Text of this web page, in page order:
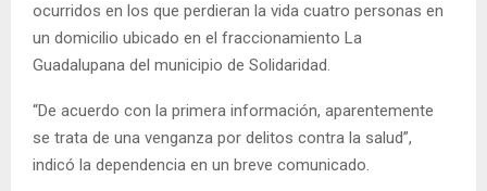
ocurridos en los que perdieran la vida cuatro personas en
un domicilio ubicado en el fraccionamiento La
Guadalupana del municipio de Solidaridad.
“De acuerdo con la primera información, aparentemente
se trata de una venganza por delitos contra la salud”,
indicó la dependencia en un breve comunicado.